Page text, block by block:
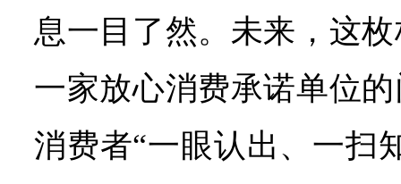
息一目了然。未来，这
一家放心消费承诺单位
消费者“一眼认出、一扫